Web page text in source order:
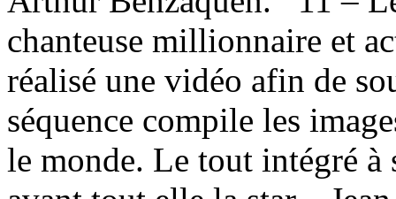
chanteuse millionnaire et
réalisé une vidéo afin de
séquence compile les
le monde. Le tout intégré